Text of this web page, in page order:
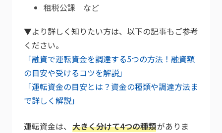
租税公課 など
▼より詳しく知りたい方は、以下の記事もご参考
ください。
「融資で運転資金を調達する5つの方法！融資額
の目安や受けるコツを解説」
「運転資金の目安とは？資金の種類や調達方法ま
で詳しく解説」
運転資金は、 大きく分けて4つの種類がありま